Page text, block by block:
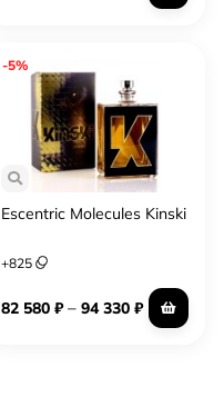
-5%
Escentric Molecules Kinski
+825
82 580 ₽– 94 330 ₽